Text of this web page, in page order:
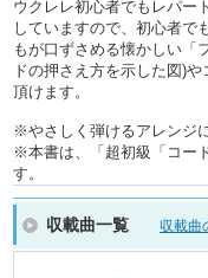
ウクレレ初心者でもレパー
していますので、初心者で
もが口ずさめる懐かしい「
ドの押さえ方を示した図)
頂けます。
※やさしく弾けるアレンジ
※本書は、「超初級「コー
す。
収載曲一覧 収載曲